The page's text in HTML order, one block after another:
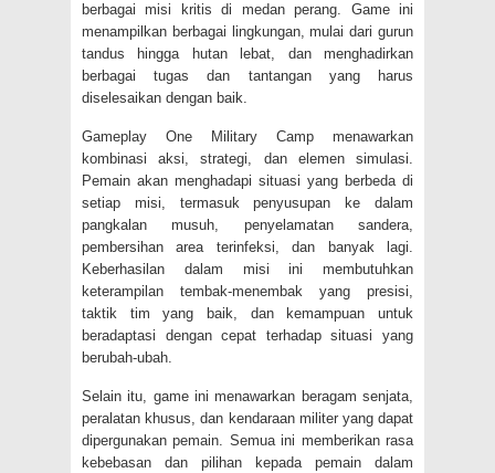
berbagai misi kritis di medan perang. Game ini
menampilkan berbagai lingkungan, mulai dari gurun
tandus hingga hutan lebat, dan menghadirkan
berbagai tugas dan tantangan yang harus
diselesaikan dengan baik.
Gameplay One Military Camp menawarkan
kombinasi aksi, strategi, dan elemen simulasi.
Pemain akan menghadapi situasi yang berbeda di
setiap misi, termasuk penyusupan ke dalam
pangkalan musuh, penyelamatan sandera,
pembersihan area terinfeksi, dan banyak lagi.
Keberhasilan dalam misi ini membutuhkan
keterampilan tembak-menembak yang presisi,
taktik tim yang baik, dan kemampuan untuk
beradaptasi dengan cepat terhadap situasi yang
berubah-ubah.
Selain itu, game ini menawarkan beragam senjata,
peralatan khusus, dan kendaraan militer yang dapat
dipergunakan pemain. Semua ini memberikan rasa
kebebasan dan pilihan kepada pemain dalam